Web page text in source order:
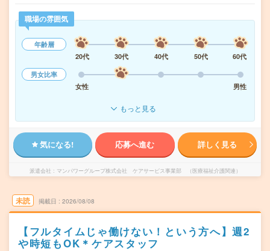
職場の雰囲気
年齢層
20代
30代 40代 50代
60代
男女比率
女性
男性
もっと見る
気になる! 応募へ進む 詳しく見る
派遣会社 マンパワーグループ株式会社 ケアサービス事業部 （医療福祉介護関連）
未読 掲載日 2026/08/08
【フルタイムじゃ働けない！という方へ】週2
や時短もOK＊ケアスタッフ